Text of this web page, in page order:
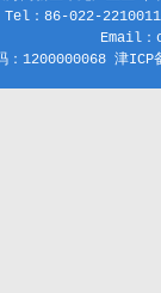
Tel：86-022-
Email
：1200000068 津